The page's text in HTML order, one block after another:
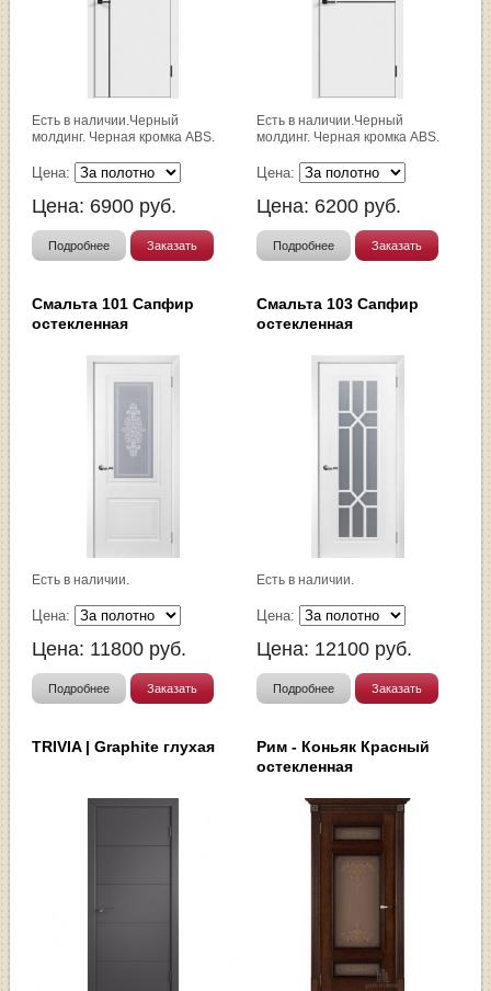
Есть в наличии.Черный
молдинг. Черная кромка ABS.
Цена:
Цена: 6900 руб.
Подробнее Заказать
Есть в наличии.Черный
молдинг. Черная кромка ABS.
Цена:
Цена: 6200 руб.
Подробнее Заказать
Смальта 101 Сапфир
остекленная
Есть в наличии.
Цена:
Цена: 11800 руб.
Подробнее Заказать
Смальта 103 Сапфир
остекленная
Есть в наличии.
Цена:
Цена: 12100 руб.
Подробнее Заказать
TRIVIA | Graphite глухая
Рим - Коньяк Красный
остекленная